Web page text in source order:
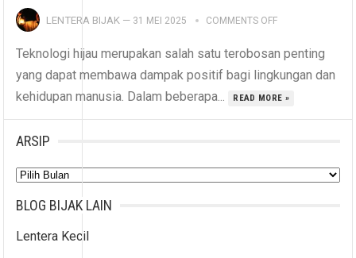
LENTERA BIJAK — 31 MEI 2025 COMMENTS OFF
Teknologi hijau merupakan salah satu terobosan penting
yang dapat membawa dampak positif bagi lingkungan dan
kehidupan manusia. Dalam beberapa...
READ MORE »
ARSIP
Arsip
BLOG BIJAK LAIN
Lentera Kecil